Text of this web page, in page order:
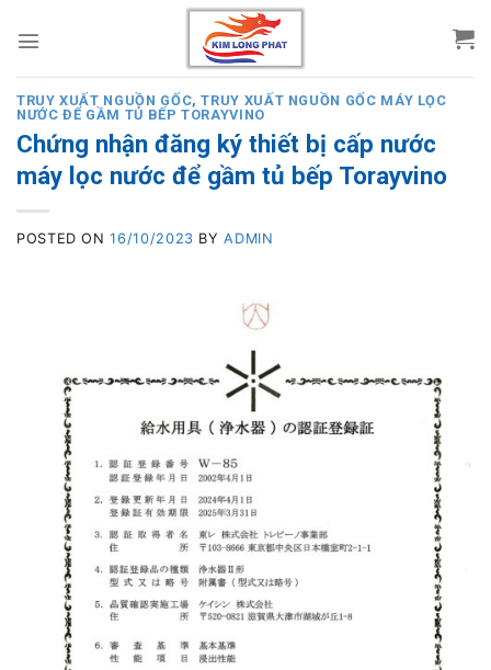
TRUY XUẤT NGUỒN GỐC,TRUY XUẤT NGUỒN GỐC MÁY LỌC
NƯỚC ĐỂ GẦM TỦ BẾP TORAYVINO
Chứng nhận đăng ký thiết bị cấp nước
máy lọc nước để gầm tủ bếp Torayvino
POSTED ON16/10/2023 BYADMIN